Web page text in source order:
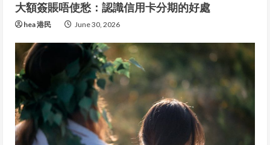
大額簽賬唔使愁：認識信用卡分期的好處
hea 港民 June 30, 2026